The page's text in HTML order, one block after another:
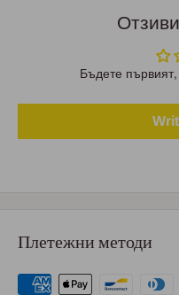
Бъдете
Плетежни методи